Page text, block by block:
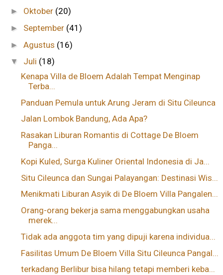
► Oktober (20)
► September (41)
►Agustus (16)
▼ Juli (18)
Kenapa Villa de Bloem Adalah Tempat Menginap
Terba...
Panduan Pemula untuk Arung Jeram di Situ Cileunca
Jalan Lombok Bandung, Ada Apa?
Rasakan Liburan Romantis di Cottage De Bloem
Panga...
Kopi Kuled, Surga Kuliner Oriental Indonesia di Ja...
Situ Cileunca dan Sungai Palayangan: Destinasi Wis...
Menikmati Liburan Asyik di De Bloem Villa Pangalen...
Orang-orang bekerja sama menggabungkan usaha
merek...
Tidak ada anggota tim yang dipuji karena individua...
Fasilitas Umum De Bloem Villa Situ Cileunca Pangal...
terkadang Berlibur bisa hilang tetapi memberi keba...